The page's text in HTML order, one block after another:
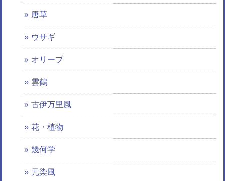
唐草
ウサギ
オリーブ
雲鶴
古伊万里風
花・植物
幾何学
元染風